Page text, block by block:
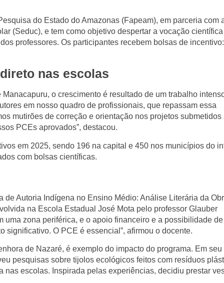
do Estado do Amazonas (Fapeam), em parceria com
(Seduc), e tem como objetivo despertar a vocação
professores. Os participantes recebem bolsas de
nas escolas
o crescimento é resultado de um trabalho
em nosso quadro de profissionais, que repassam essa
mutirões de correção e orientação nos projetos submetidos
PCEs aprovados”, destacou.
em 2025, sendo 196 na capital e 450 nos municípios do
com bolsas científicas.
de Autoria Indígena no Ensino Médio: Análise Literária da
na Escola Estadual José Mota pelo professor Glauber
uma zona periférica, e o apoio financeiro e a possibilidade
O PCE é essencial”, afirmou o docente.
de Nazaré, é exemplo do impacto do programa. Em seu
pesquisas sobre tijolos ecológicos feitos com resíduos
escolas. Inspirada pelas experiências, decidiu prestar